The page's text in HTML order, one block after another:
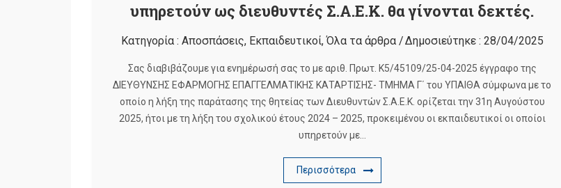
υπηρετούν ως διευθυντές Σ.Α.Ε.Κ. θα γίνονται δεκτές.
Κατηγορία : Αποσπάσεις, Εκπαιδευτικοί,Όλα τα άρθρα/Δημοσιεύτηκε : 28/04/2025
Σας διαβιβάζουμε για ενημέρωσή σας το με αριθ. Πρωτ. Κ5/45109/25-04-2025 έγγραφο της
ΔΙΕΥΘΥΝΣΗΣ ΕΦΑΡΜΟΓΗΣ ΕΠΑΓΓΕΛΜΑΤΙΚΗΣ ΚΑΤΑΡΤΙΣΗΣ- ΤΜΗΜΑ Γ΄ του ΥΠΑΙΘΑ σύμφωνα με το
οποίο η λήξη της παράτασης της θητείας των Διευθυντών Σ.Α.Ε.Κ. ορίζεται την 31η Αυγούστου
2025, ήτοι με τη λήξη του σχολικού έτους 2024 – 2025, προκειμένου οι εκπαιδευτικοί οι οποίοι
υπηρετούν με…
Περισσότερα